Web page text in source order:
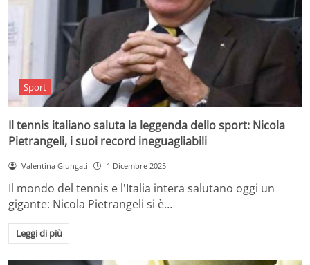
Sport
Il tennis italiano saluta la leggenda dello sport: Nicola
Pietrangeli, i suoi record ineguagliabili
Valentina Giungati 1 Dicembre 2025
Il mondo del tennis e l'Italia intera salutano oggi un
gigante: Nicola Pietrangeli si è…
Leggi di più